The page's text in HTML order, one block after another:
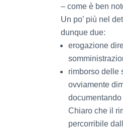
– come è ben
Un po’ più nel
dunque due:
erogazione
rimborso delle
ovviamente
Chiaro che il
percorribile